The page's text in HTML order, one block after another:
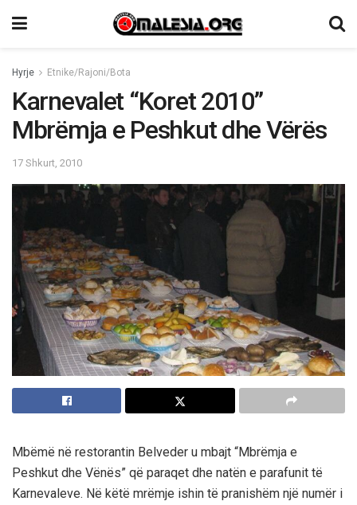
Hyrje Etnike/Rajoni/Bota
Karnevalet “Koret 2010”
Mbrëmja e Peshkut dhe Vërës
17 Shkurt, 2010
Mbëmë në restorantin Belveder u mbajt “Mbrëmja e
Peshkut dhe Vënës” që paraqet dhe natën e parafunit të
Karnevaleve. Në këtë mrëmje ishin të pranishëm një numër i